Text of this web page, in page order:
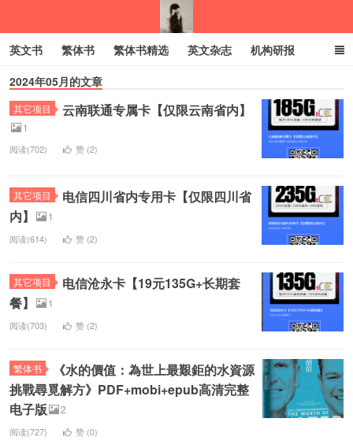
英文书 繁体书 繁体书精选 英文杂志 机构研报
小语种 绝版书
2024年05月的文章
其它项目 云南联通专属卡【仅限云南省内】
1
阅读(702) 赞 (2)
其它项目
电信四川省内专用卡【仅限四川省
内】
1
阅读(614) 赞 (2)
其它项目
电信沧永卡【19元135G+长期套
餐】
1
阅读(703) 赞 (2)
繁体书
《水的價值：為世上最艱鉅的水資源
挑戰尋覓解方》PDF+mobi+epub高清完整
电子版
2
阅读(727) 赞 (0)